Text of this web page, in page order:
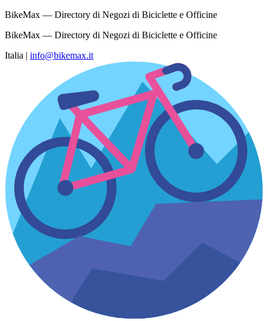
BikeMax — Directory di Negozi di Biciclette e Officine
BikeMax — Directory di Negozi di Biciclette e Officine
Italia | info@bikemax.it